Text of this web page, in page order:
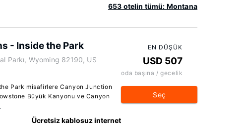
653 otelin tümü: Montana
- Inside the Park
Parkı, Wyoming 82190, US
Park misafirlere Canyon Junction
Büyük Kanyonu ve Canyon
Ücretsiz kablosuz internet
EN DÜŞÜK
USD 507
oda başına / gecelik
Seç